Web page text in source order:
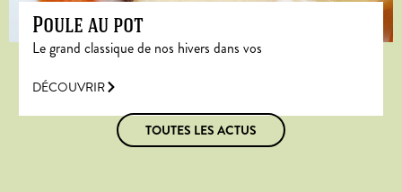
Poule au pot
Le grand classique de nos hivers dans vos
DÉCOUVRIR
TOUTES LES ACTUS